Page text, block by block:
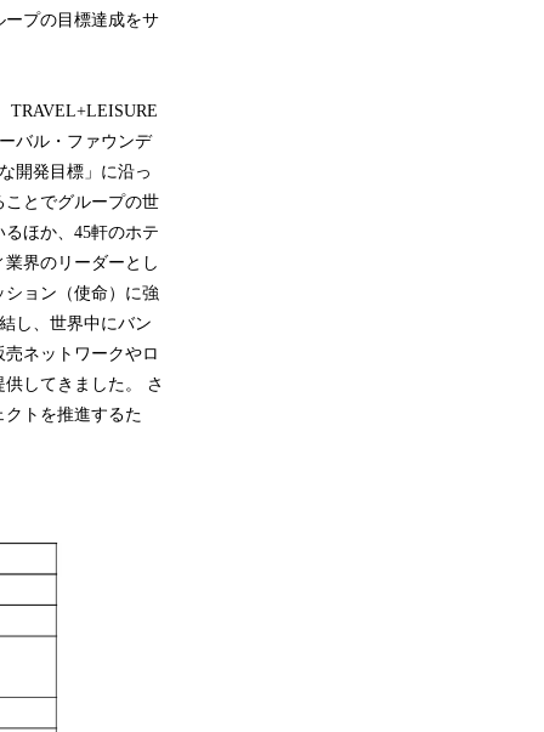
プの目標達成をサ
TRAVEL+LEISURE
バル・ファウンデ
開発目標」に沿っ
とでグループの世
ほか、45軒のホテ
界のリーダーとし
ョン（使命）に強
し、世界中にバン
ネットワークやロ
してきました。 さ
トを推進するた